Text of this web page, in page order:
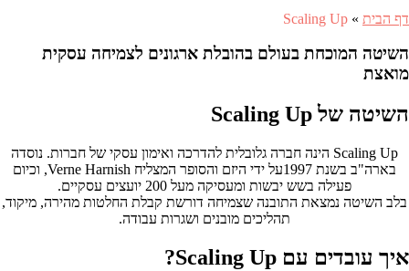
דף הבית »
Scaling Up
השיטה המוכחת בעולם בהובלת ארגונים לצמיחה עסקית
מואצת
השיטה של Scaling Up
Scaling Up הינה חברה גלובלית להדרכה ואימון עסקי של חברות. נוסדה
בארה"ב בשנת 1997על ידי היזם והסופר המצליח Verne Harnish, וכיום
פעילה בשש יבשות ומעסיקה מעל 200 יועצים עסקיים.
בלב השיטה נמצאת התובנה שצמיחה דורשת קבלת החלטות מהירה, מיקוד,
תהליכים מובנים ושגרות עבודה.
איך עובדים עם Scaling Up?